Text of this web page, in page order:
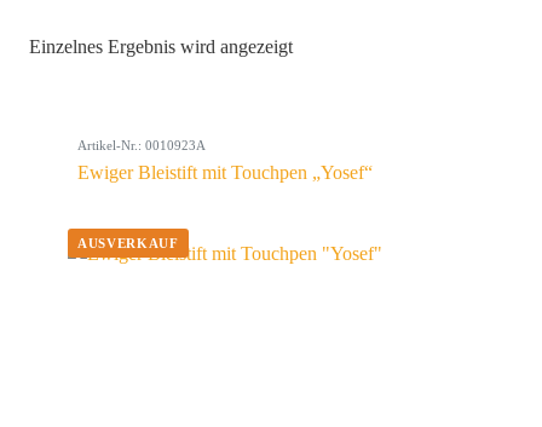
Farbe
Material
Einzelnes Ergebnis wird angezeigt
Artikel-Nr.: 0010923A
Ewiger Bleistift mit Touchpen „Yosef“